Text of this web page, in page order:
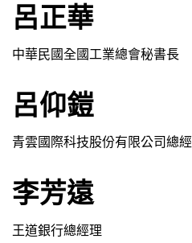
呂正華
中華民國全國工業總會秘書長
呂仰鎧
青雲國際科技股份有限公司總
李芳遠
王道銀行總經理